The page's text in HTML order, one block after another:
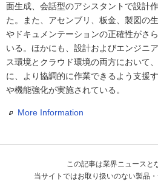
面生成、会話型のアシスタントで設計
た。また、アセンブリ、板金、製図の
やドキュメンテーションの正確性がさ
いる。ほかにも、設計およびエンジニ
ス環境とクラウド環境の両方において
に、より協調的に作業できるよう支援
や機能強化が実施されている。
More Information
この記事は業界ニュースと
当サイトではお取り扱いのない製品